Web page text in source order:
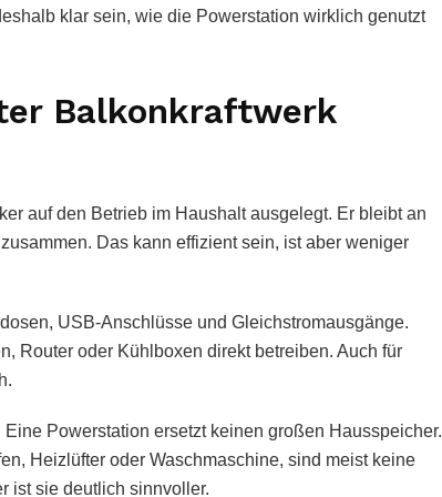
klar sein, wie die Powerstation wirklich genutzt
Balkonkraftwerk
auf den Betrieb im Haushalt ausgelegt. Er bleibt an
Das kann effizient sein, ist aber weniger
USB-Anschlüsse und Gleichstromausgänge.
Router oder Kühlboxen direkt betreiben. Auch für
Powerstation ersetzt keinen großen Hausspeicher.
Heizlüfter oder Waschmaschine, sind meist keine
ist sie deutlich sinnvoller.